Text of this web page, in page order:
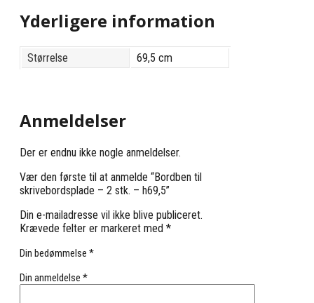
Yderligere information
Størrelse 69,5 cm
Anmeldelser
Der er endnu ikke nogle anmeldelser.
Vær den første til at anmelde “Bordben til
skrivebordsplade – 2 stk. – h69,5”
Din e-mailadresse vil ikke blive publiceret.
Krævede felter er markeret med *
Din bedømmelse *
Din anmeldelse *